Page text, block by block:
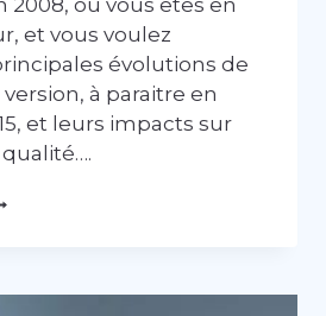
2008, ou vous êtes en
et vous voulez
évolutions de
à paraitre en
et leurs impacts sur